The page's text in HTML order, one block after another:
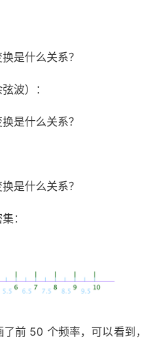
波）：
：
前 50 个频率，可以看到，